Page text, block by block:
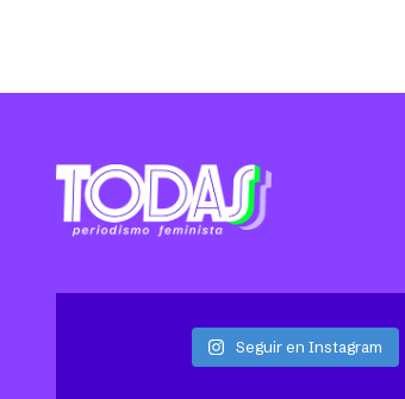
Seguir en Instagram